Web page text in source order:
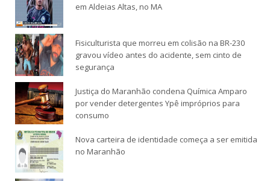
em Aldeias Altas, no MA
Fisiculturista que morreu em colisão na BR-230
gravou vídeo antes do acidente, sem cinto de
segurança
Justiça do Maranhão condena Química Amparo
por vender detergentes Ypê impróprios para
consumo
Nova carteira de identidade começa a ser emitida
no Maranhão